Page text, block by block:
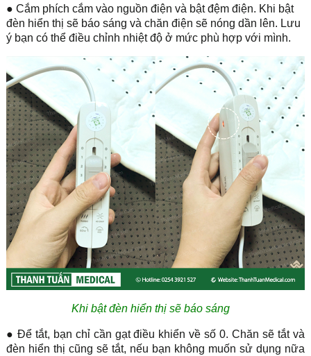
● Cắm phích cắm vào nguồn điện và bật đệm điện. Khi bật
đèn hiển thị sẽ báo sáng và chăn điện sẽ nóng dần lên. Lưu
ý bạn có thể điều chỉnh nhiệt độ ở mức phù hợp với mình.
Khi bật đèn hiển thị sẽ báo sáng
● Để tắt, bạn chỉ cần gạt điều khiển về số 0. Chăn sẽ tắt và
đèn hiển thị cũng sẽ tắt, nếu bạn không muốn sử dụng nữa